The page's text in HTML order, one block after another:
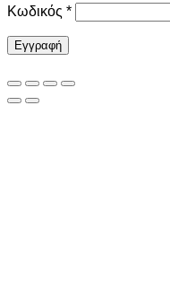
Κωδικός *Απαιτείται
Εγγραφή